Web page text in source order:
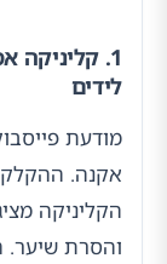
1.
לידים
מודעת
אקנה.
הקליניקה
והסרת